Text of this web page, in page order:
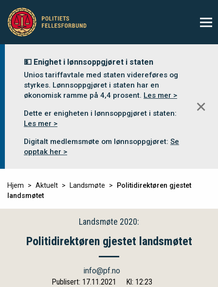
💵 Enighet i lønnsoppgjøret i staten
Unios tariffavtale med staten videreføres og
styrkes. Lønnsoppgjøret i staten har en
økonomisk ramme på 4,4 prosent. Les mer >
Dette er enigheten i lønnsoppgjøret i staten:
Les mer >
Digitalt medlemsmøte om lønnsoppgjøret: Se
opptak her >
✕
Hjem Aktuelt Landsmøte
Politidirektøren gjestet
landsmøtet
Landsmøte 2020:
Politidirektøren gjestet landsmøtet
info@pf.no
Publisert: 17.11.2021
Kl: 12:23